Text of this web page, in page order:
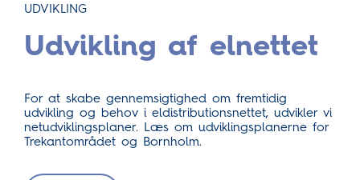
UDVIKLING
Udvikling af elnettet
For at skabe gennemsigtighed om fremtidig
udvikling og behov i eldistributionsnettet, udvikler vi
netudviklingsplaner. Læs om udviklingsplanerne for
Trekantområdet og Bornholm.